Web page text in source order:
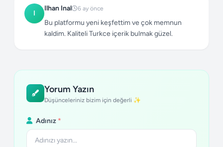
I
Ilhan Inal 6 ay önce
Bu platformu yeni keşfettim ve çok memnun
kaldim. Kaliteli Turkce içerik bulmak güzel.
Yorum Yazın
Düşünceleriniz bizim için değerli ✨
Adınız *